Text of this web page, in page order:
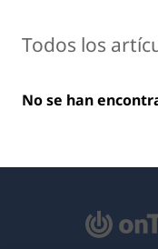
Todos los
No se han